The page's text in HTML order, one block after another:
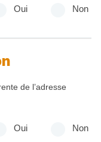
Oui Non
de l’adresse
Oui Non